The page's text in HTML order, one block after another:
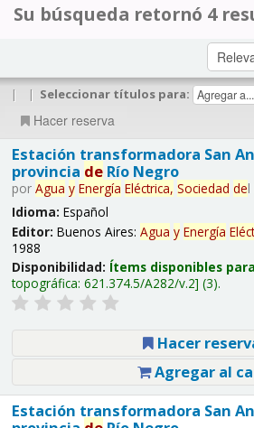
Su búsqueda retornó 4
| | Seleccionar títulos para:
Hacer reserva
Estación transformadora San
provincia deRío Negro
por Agua y Energía Eléctrica, Sociedad del
Idioma: Español
Editor: Buenos Aires: Agua y Energía
1988
Disponibilidad: Ítems disponibles
topográfica: 621.374.5/A282/v.2 (3).
Hacer
Agregar al
Estación transformadora San